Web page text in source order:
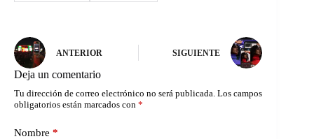
ANTERIOR SIGUIENTE
Deja un comentario
Tu dirección de correo electrónico no será publicada. Los campos
obligatorios están marcados con *
Nombre *